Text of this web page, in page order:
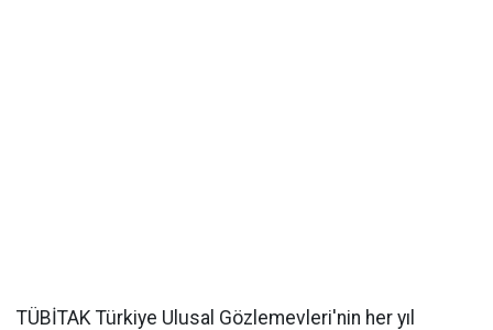
TÜBİTAK Türkiye Ulusal Gözlemevleri'nin her yıl